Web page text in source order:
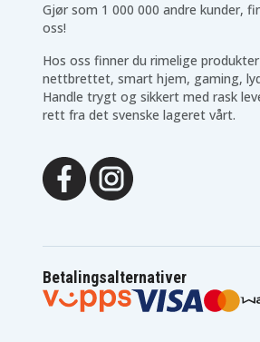
Gjør som 1 000 000 andre kunder,
oss!
Hos oss finner du rimelige
nettbrettet, smart hjem, gaming,
Handle trygt og sikkert med rask
rett fra det svenske lageret vårt.
Betalingsalternativer